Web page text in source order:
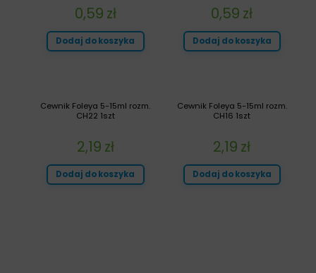
0,59 zł
Dodaj do koszyka
0,59 zł
Dodaj do koszyka
Cewnik Foleya 5-15ml rozm.
CH16 1szt
2,19 zł
Dodaj do koszyka
Cewnik Foleya 5-15ml rozm.
CH22 1szt
2,19 zł
Dodaj do koszyka